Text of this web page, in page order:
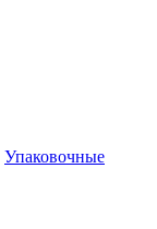
Упаковочные